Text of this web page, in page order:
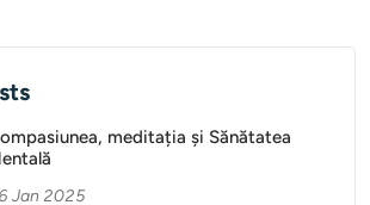
meditația și Sănătatea
Jan 2025